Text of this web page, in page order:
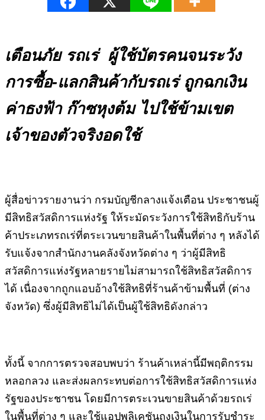
เตือนภัย รถเร่ ผู้ใช้บัตรคนจนระวัง
การซื้อ-แลกสินค้ากับรถเร่ ถูกฉกเงิน
ค่าธงฟ้า ก๊าซหุงต้ม ไปใช้ข้ามเขต
เจ้าของตัวจริงอดใช้
ผู้สื่อข่าวรายงานว่า กรมบัญชีกลางแจ้งเตือน ประชาชนผู้
มีสิทธิสวัสดิการแห่งรัฐ ให้ระมัดระวังการใช้สิทธิกับร้าน
ค้าประเภทรถเร่ที่ตระเวนขายสินค้าในพื้นที่ต่าง ๆ หลังได้
รับแจ้งจากสำนักงานคลังจังหวัดต่าง ๆ ว่าผู้มีสิทธิ
สวัสดิการแห่งรัฐหลายรายไม่สามารถใช้สิทธิสวัสดิการ
ได้ เนื่องจากถูกแอบอ้างใช้สิทธิที่ร้านค้าข้ามพื้นที่ (ต่าง
จังหวัด) ซึ่งผู้มีสิทธิไม่ได้เป็นผู้ใช้สิทธิดังกล่าว
ทั้งนี้ จากการตรวจสอบพบว่า ร้านค้าเหล่านี้มีพฤติกรรม
หลอกลวง และส่งผลกระทบต่อการใช้สิทธิสวัสดิการแห่ง
รัฐของประชาชน โดยมีการตระเวนขายสินค้าด้วยรถเร่
ในพื้นที่ต่าง ๆ และใช้แอปพลิเคชันถุงเงินในการรับชำระ